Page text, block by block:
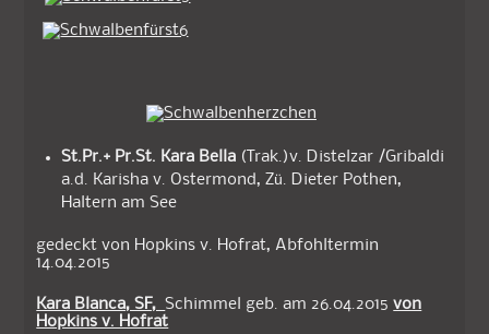
St.Pr.+ Pr.St. Kara Bella (Trak.)v. Distelzar /Gribaldi
a.d. Karisha v. Ostermond, Zü. Dieter Pothen,
Haltern am See
gedeckt von Hopkins v. Hofrat, Abfohltermin
14.04.2015
Kara Blanca, SF,Schimmel geb. am 26.04.2015von
Hopkins v. Hofrat